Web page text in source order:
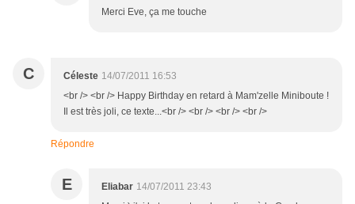
Merci Eve, ça me touche
C Céleste 14/07/2011 16:53
<br /> <br /> Happy Birthday en retard à Mam'zelle Miniboute !
Il est très joli, ce texte...<br /> <br /> <br /> <br />
Répondre
E Eliabar 14/07/2011 23:43